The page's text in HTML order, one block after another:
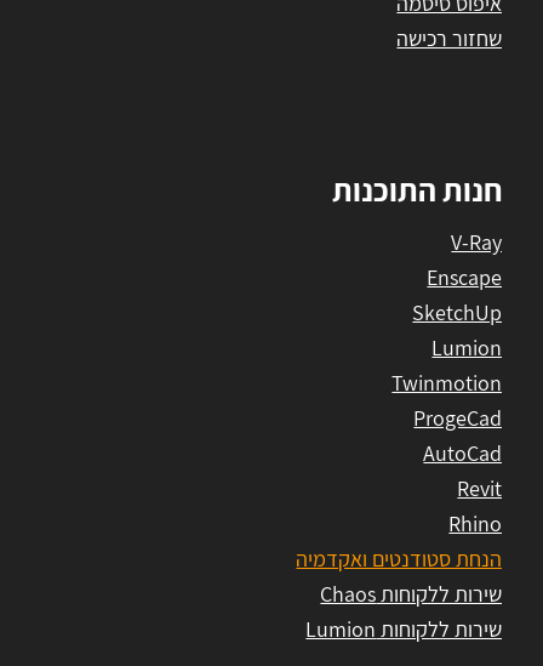
שחזור רכישה
חנות התוכנות
V-Ray
Enscape
SketchUp
Lumion
Twinmotion
ProgeCad
AutoCad
Revit
Rhino
הנחת סטודנטים ואקדמיה
שירות ללקוחות Chaos
שירות ללקוחות Lumion